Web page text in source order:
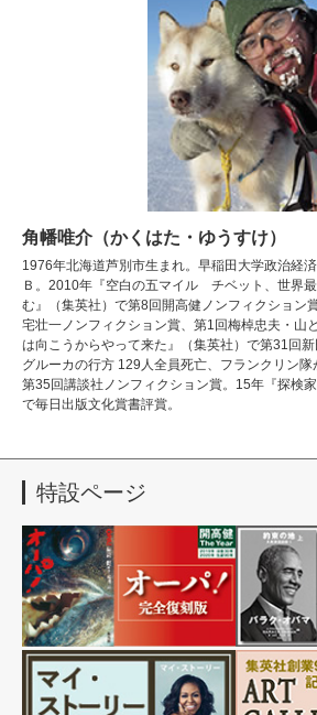
角幡唯介（かくはた・ゆうすけ）
1976年北海道芦別市生まれ。早稲田大学政治経
Ｂ。2010年『空白の五マイル チベット、世界
む』（集英社）で第8回開高健ノンフィクション
宅壮一ノンフィクション賞、第1回梅棹忠夫・山
は向こうからやって来た』（集英社）で第31回
グルーカの行方 129人全員死亡、フランクリン
第35回講談社ノンフィクション賞。15年『探検家
で毎日出版文化賞書評賞。
特設ページ